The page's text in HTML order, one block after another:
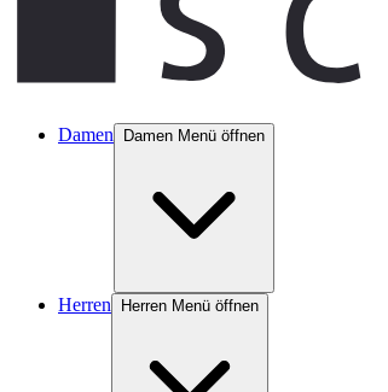
Damen Damen Menü öffnen
Herren Herren Menü öffnen